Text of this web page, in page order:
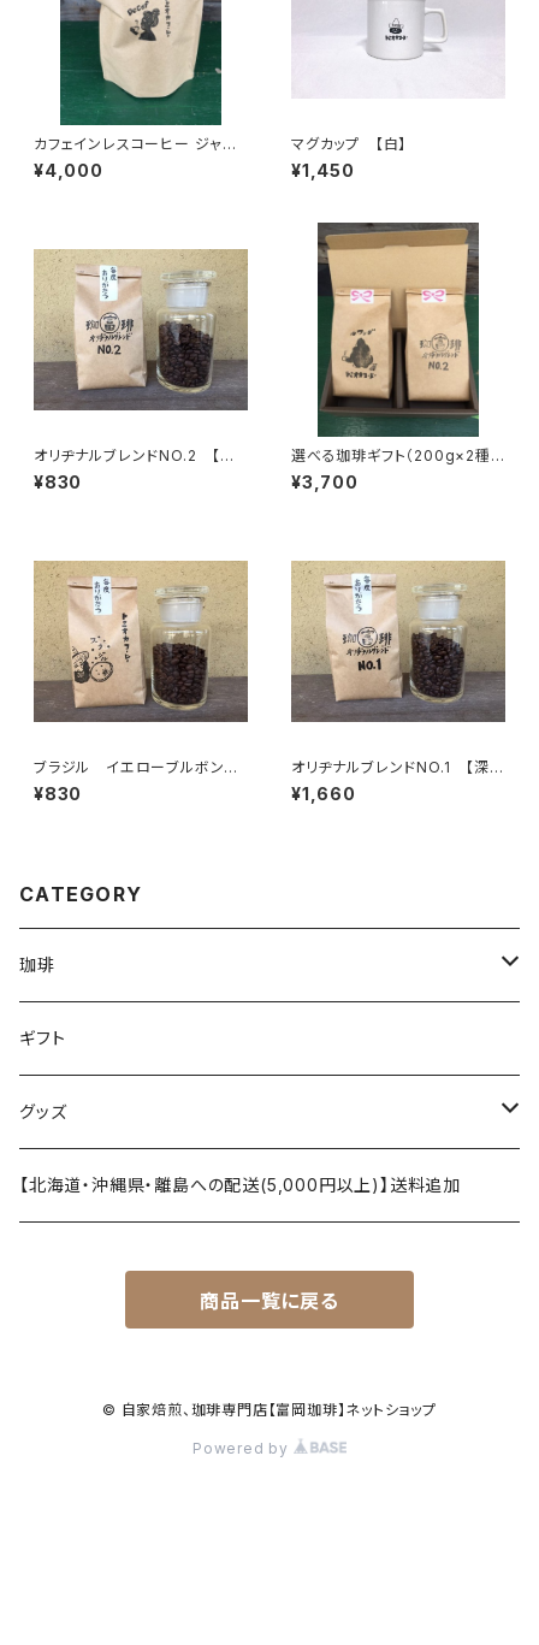
カフェインレスコーヒー ジャン
ボリーパック(23個入)
¥4,000
マグカップ 【白】
¥1,450
オリヂナルブレンドNO.2 【中
深煎】ほろ苦調和のとれた味わ
い 100g/袋
¥830
選べる珈琲ギフト（200g×2種
類お選びください）
¥3,700
ブラジル イエローブルボン
【中深煎】ナッツ 100g/袋
¥830
オリヂナルブレンドNO.1 【深
煎】ビターチョコのような苦味 2
00g/袋
¥1,660
CATEGORY
珈琲
珈琲豆
オリヂナルブレンド
ストレート
ドリップパック
カフェインレス（デカフェ）
ギフト
グッズ
マグカップ
【北海道・沖縄県・離島への配送(5,000円以上)】送料追加
商品一覧に戻る
© 自家焙煎、珈琲専門店【富岡珈琲】ネットショップ
Powered by